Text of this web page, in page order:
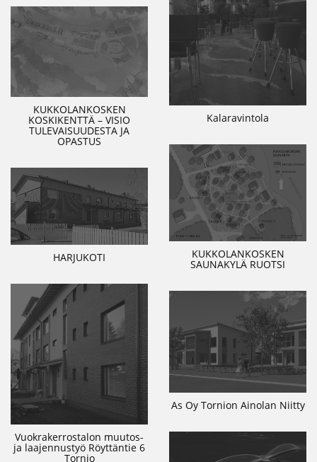
Kalaravintola
KUKKOLANKOSKEN
KOSKIKENTTÄ – VISIO
TULEVAISUUDESTA JA
OPASTUS
KUKKOLANKOSKEN
SAUNAKYLÄ RUOTSI
HARJUKOTI
Vuokrakerrostalon muutos-
ja laajennustyö Röyttäntie 6
Tornio
As Oy Tornion Ainolan Niitty